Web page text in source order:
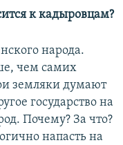
к кадыровцам?
народа.
чем самих
земляки думают
государство на
Почему? За что?
напасть на